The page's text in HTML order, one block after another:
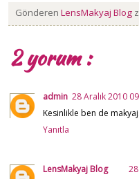
Gönderen LensMakyaj Blog
2 yorum :
admin 28 Aralık 2010
Kesinlikle ben de
Yanıtla
LensMakyaj Blog